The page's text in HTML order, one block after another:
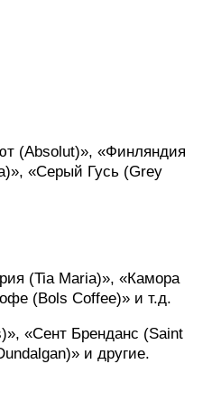
(Absolut)», «Финляндия
«Серый Гусь (Grey
(Tia Maria)», «Камора
(Bols Coffee)» и т.д.
«Сент Бренданс (Saint
и другие.